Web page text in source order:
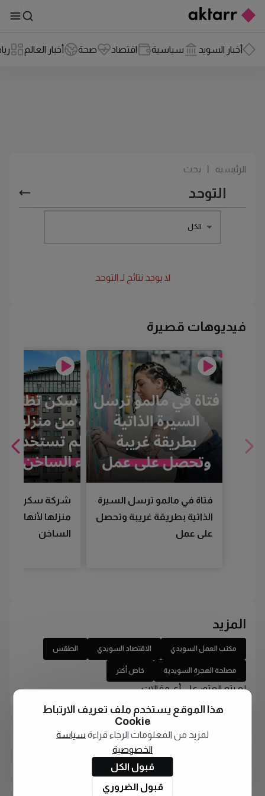
أخبار السويد سياسية اقتصاد صحة أخبار العالم
الرئيسية بحث
الكل
لا يوجد نتائج لـ التوحد
فيديوهات قصيرة
فتاة في مالمو ترسل السيرة
الذاتية بطريقة غريبة وتحصل
على عمل
شركة سكن
منزلها لأنها لم
الساخن
المزيد
مكتب العمل السويدي الاقتصاد السويدي الطقس
مصلحة الهجرة السويدية خاص أكتر
لم يتم العثور على أي مقالات
هذا الموقع يستخدم ملف تعريف الارتباط
Cookie
لمزيد من المعلومات الرجاء قراءة سياسة
الخصوصية
قبول الكل
قبول الضروري